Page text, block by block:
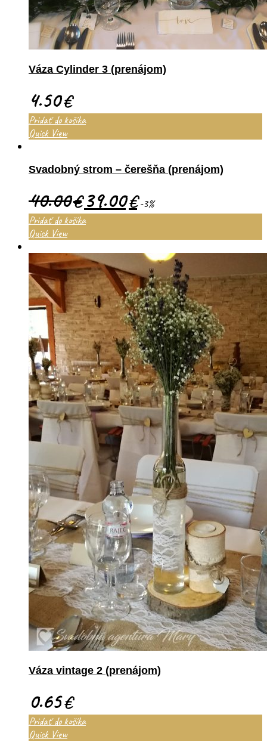
Váza Cylinder 3 (prenájom)
4.50€
Pridať do košíka
Quick View
Svadobný strom – čerešňa (prenájom)
40.00€ 39.00€ -3%
Pridať do košíka
Quick View
Váza vintage 2 (prenájom)
0.65€
Pridať do košíka
Quick View